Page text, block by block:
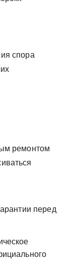
спора
ремонтом
перед